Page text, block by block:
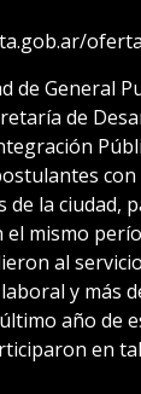
de General
de
con
la ciudad,
el mismo
al
y más
año de
en